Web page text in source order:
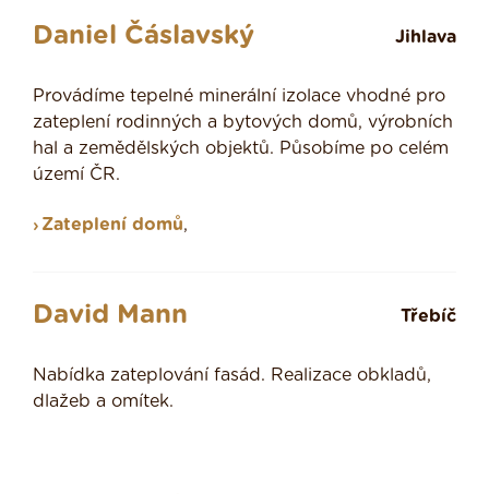
Daniel Čáslavský Jihlava
Provádíme tepelné minerální izolace vhodné pro
zateplení rodinných a bytových domů, výrobních
hal a zemědělských objektů. Působíme po celém
území ČR.
Zateplení domů,
David Mann Třebíč
Nabídka zateplování fasád. Realizace obkladů,
dlažeb a omítek.